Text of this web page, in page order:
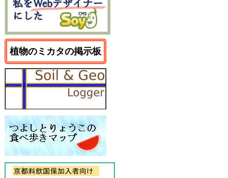
植物のミカタの掲示板